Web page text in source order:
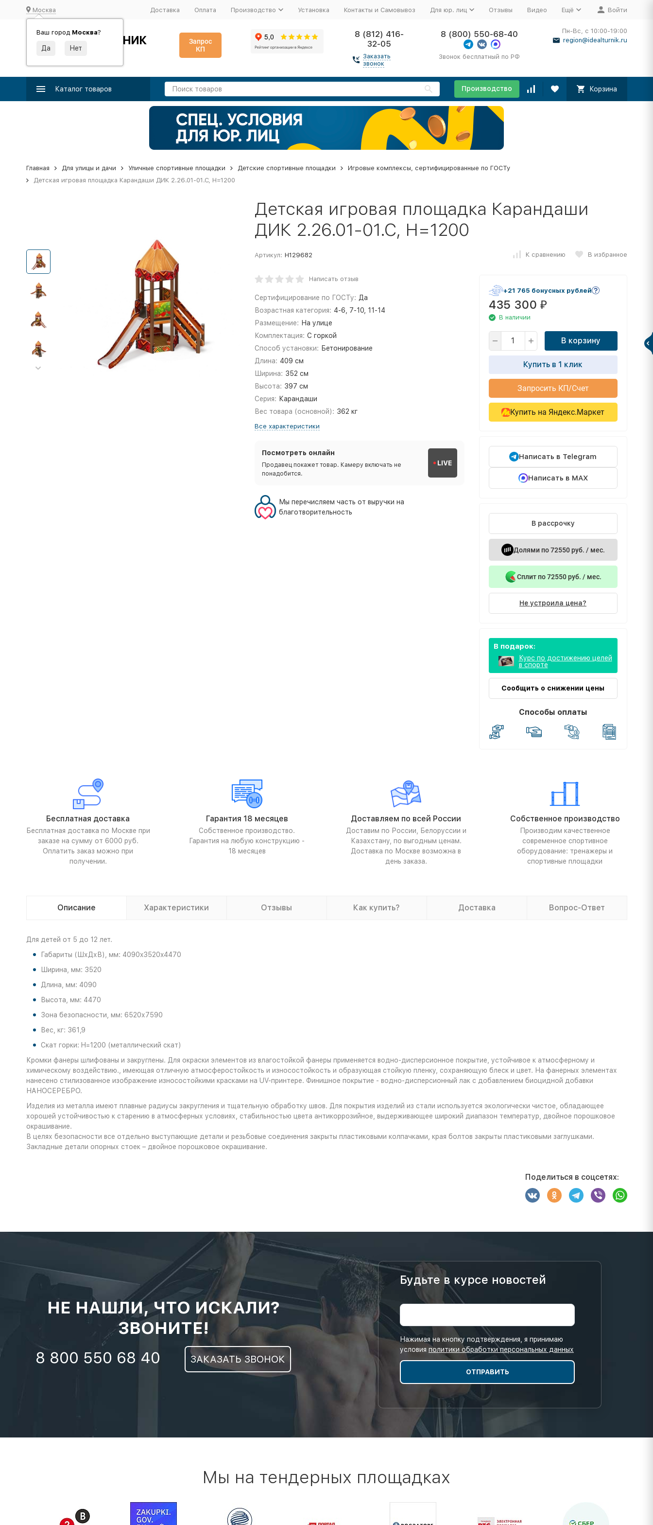
Москва
Ваш город Москва?
Доставка Оплата Производство Установка Контакты и Самовывоз Для юр. лиц Отзывы Видео Ещё Войти
ИДЕАЛЬНЫЙ ТУРНИК
Производство и поставка спортивного оборудования
Запрос
КП
8 (812) 416-
32-05
Заказать
звонок
8 (800) 550-68-40
Звонок бесплатный по РФ
Пн-Вс, с 10:00-19:00
region@idealturnik.ru
Каталог товаров Производство Корзина
Главная Для улицы и дачи Уличные спортивные площадки Детские спортивные площадки
Игровые комплексы, сертифицированные по ГОСТу
Детская игровая площадка Карандаши ДИК 2.26.01-01.С, Н=1200
Детская игровая площадка Карандаши
ДИК 2.26.01-01.С, Н=1200
Артикул: Н129682 К сравнению В избранное
Написать отзыв
Сертифицирование по ГОСТу: Да
Возрастная категория: 4-6, 7-10, 11-14
Размещение: На улице
Комплектация: С горкой
Способ установки: Бетонирование
Длина: 409 см
Ширина: 352 см
Высота: 397 см
Серия: Карандаши
Вес товара (основной): 362 кг
Все характеристики
Посмотреть онлайн
Продавец покажет товар. Камеру включать не
понадобится.
LIVE
Мы перечисляем часть от выручки на
благотворительность
+21 765 бонусных рублей
435 300 ₽
В наличии
В корзину
Купить в 1 клик
Запросить КП/Счет
Купить на Яндекс.Маркет
Написать в Telegram
Написать в MAX
В рассрочку
Долями по 72550 руб. / мес.
Сплит по 72550 руб. / мес.
Не устроила цена?
В подарок:
Курс по достижению целей
в спорте
Сообщить о снижении цены
Способы оплаты
Бесплатная доставка
Бесплатная доставка по Москве при
заказе на сумму от 6000 руб.
Оплатить заказ можно при
получении.
Гарантия 18 месяцев
Собственное производство.
Гарантия на любую конструкцию -
18 месяцев
Доставляем по всей России
Доставим по России, Белоруссии и
Казахстану, по выгодным ценам.
Доставка по Москве возможна в
день заказа.
Собственное производство
Производим качественное
современное спортивное
оборудование: тренажеры и
спортивные площадки
Описание Характеристики Отзывы Как купить? Доставка Вопрос-Ответ
Для детей от 5 до 12 лет.
Габариты (ШхДхВ), мм: 4090x3520x4470
Ширина, мм: 3520
Длина, мм: 4090
Высота, мм: 4470
Зона безопасности, мм: 6520х7590
Вес, кг: 361,9
Скат горки: H=1200 (металлический скат)
Кромки фанеры шлифованы и закруглены. Для окраски элементов из влагостойкой фанеры применяется водно-дисперсионное покрытие, устойчивое к атмосферному и
химическому воздействию., имеющая отличную атмосферостойкость и износостойкость и образующая стойкую пленку, сохраняющую блеск и цвет. На фанерных элементах
нанесено стилизованное изображение износостойкими красками на UV-принтере. Финишное покрытие - водно-дисперсионный лак с добавлением биоцидной добавки
НАНОСЕРЕБРО.
Изделия из металла имеют плавные радиусы закругления и тщательную обработку швов. Для покрытия изделий из стали используется экологически чистое, обладающее
хорошей устойчивостью к старению в атмосферных условиях, стабильностью цвета антикоррозийное, выдерживающее широкий диапазон температур, двойное порошковое
окрашивание.
В целях безопасности все отдельно выступающие детали и резьбовые соединения закрыты пластиковыми колпачками, края болтов закрыты пластиковыми заглушками.
Закладные детали опорных стоек – двойное порошковое окрашивание.
Поделиться в соцсетях:
НЕ НАШЛИ, ЧТО ИСКАЛИ?
ЗВОНИТЕ!
8 800 550 68 40 ЗАКАЗАТЬ ЗВОНОК
Будьте в курсе новостей
Нажимая на кнопку подтверждения, я принимаю
условия политики обработки персональных данных
Мы на тендерных площадках